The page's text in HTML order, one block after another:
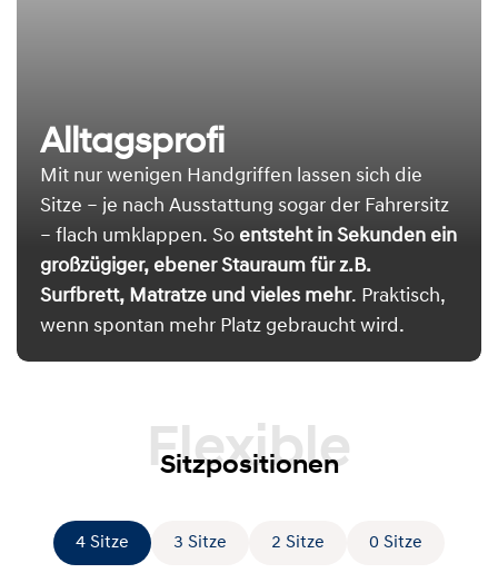
Alltagsprofi
Mit nur wenigen Handgriffen lassen sich die
Sitze – je nach Ausstattung sogar der Fahrersitz
– flach umklappen. So entsteht in Sekunden ein
großzügiger, ebener Stauraum für z.B.
Surfbrett, Matratze und vieles mehr. Praktisch,
wenn spontan mehr Platz gebraucht wird.
Flexible
Sitzpositionen
4 Sitze 3 Sitze 2 Sitze 0 Sitze